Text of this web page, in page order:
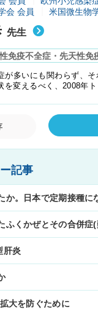
会 会員
米国微生物
先生
免疫不全症・先天性免
が多いにも関わらず、
を変えるべく、2008年
る他診療科へのコンサ
2010年帰国後、東京都
件～300件だったコンサ
感染症の専門家がコン
にしている。現在は後進
記事
か。日本で定期接種に
ふくかぜとその合併症
肝炎
大を防ぐために